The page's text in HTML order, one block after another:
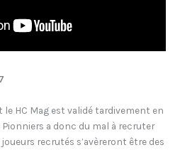
HC Mag est validé tardivement en
Pionniers a donc du mal à recruter
recrutés s’avèreront être des